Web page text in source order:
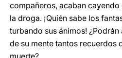
compañeros, acaban
la droga. ¡Quién sabe los
turbando sus ánimos!
de su mente tantos recuerdos
muerte?